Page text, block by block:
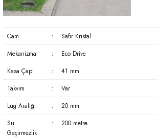
Cam :
Safir Kristal
Mekanizma
:
Eco Drive
Kasa Çapı
:
41 mm
Takvim
:
Var
Lug Aralığı
:
20 mm
Su
Geçirmezlik
: 200 metre